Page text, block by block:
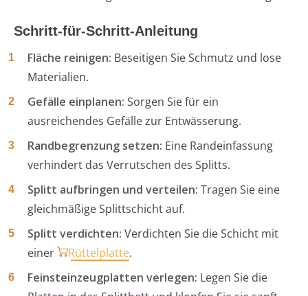
Schritt-für-Schritt-Anleitung
Fläche reinigen: Beseitigen Sie Schmutz und lose
Materialien.
Gefälle einplanen: Sorgen Sie für ein
ausreichendes Gefälle zur Entwässerung.
Randbegrenzung setzen: Eine Randeinfassung
verhindert das Verrutschen des Splitts.
Splitt aufbringen und verteilen: Tragen Sie eine
gleichmäßige Splittschicht auf.
Splitt verdichten: Verdichten Sie die Schicht mit
einer
Rüttelplatte.
Feinsteinzeugplatten verlegen: Legen Sie die